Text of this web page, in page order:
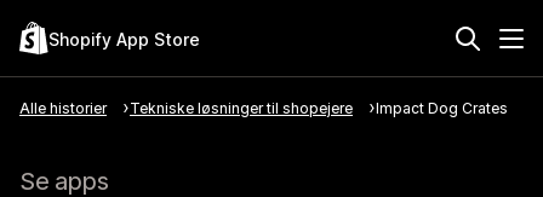
Shopify App Store
Alle historier Tekniske løsninger til shopejere Impact Dog Crates
Se apps